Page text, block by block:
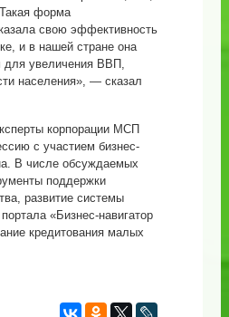
форма
свою эффективность
и в нашей стране она
для увеличения ВВП,
населения», — сказал
корпорации МСП
с участием бизнес-
В числе обсуждаемых
поддержки
развитие системы
«Бизнес-навигатор
кредитования малых